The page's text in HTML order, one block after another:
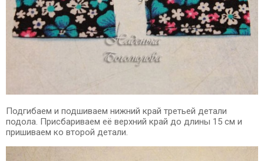
Подгибаем и подшиваем нижний край третьей детали
подола. Присбариваем её верхний край до длины 15 см и
пришиваем ко второй детали.